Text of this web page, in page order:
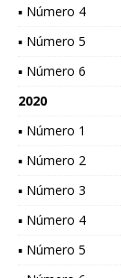
▪ Número 4
▪ Número 5
▪ Número 6
2020
▪ Número 1
▪ Número 2
▪ Número 3
▪ Número 4
▪ Número 5